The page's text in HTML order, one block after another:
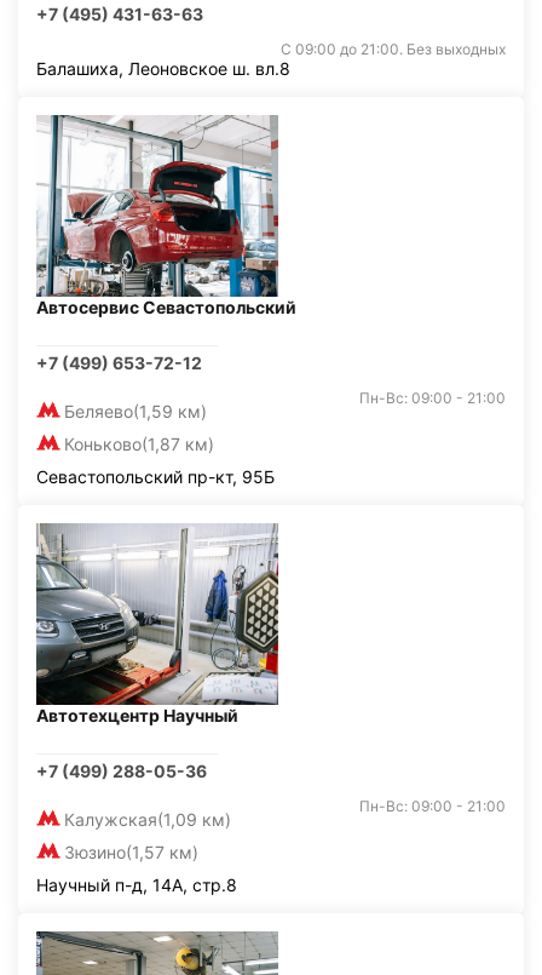
+7 (495) 431-63-63
С 09:00 до 21:00. Без выходных
Балашиха, Леоновское ш. вл.8
Автосервис Севастопольский
+7 (499) 653-72-12
Беляево(1,59 км)
Коньково(1,87 км)
Пн-Вс: 09:00 - 21:00
Севастопольский пр-кт, 95Б
Автотехцентр Научный
+7 (499) 288-05-36
Калужская(1,09 км)
Зюзино(1,57 км)
Пн-Вс: 09:00 - 21:00
Научный п-д, 14А, стр.8